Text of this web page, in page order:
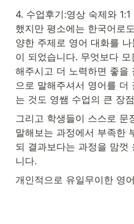
4. 수업후기:영상 숙제와
했지만 평소에는 한국어로
양한 주제로 영어 대화를
이 되었습니다. 무엇보다
해주시고 더 노력하면 좋을
으로 말해주셔서 영어를 더
는 것도 영쌤 수업의 큰 장
그리고 학생들이 스스로 문
말해보는 과정에서 부족한
되 결과보다는 과정을 맘껏
니다.
개인적으로 유일무이한 영